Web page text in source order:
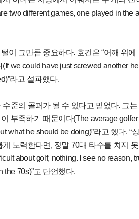
two different games, one played in the
이 그만큼 중요하다. 호건은 “어깨 위에
we could have just screwed another
라고 설파했다.
준의 골퍼가 될 수 있다고 믿었다. 그는
부족하기 때문이다(The average
what he should be doing)”라고 했다. “
노력한다면, 정말 70대 타수를 치지
about golf, nothing. I see no reason,
the 70s)”고 단언했다.